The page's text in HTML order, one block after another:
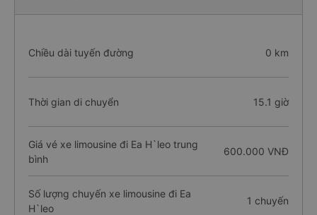
Chiều dài tuyến đường 0 km
Thời gian di chuyển 15.1 giờ
Giá vé xe limousine đi Ea H`leo trung
bình
600.000 VNĐ
Số lượng chuyến xe limousine đi Ea
H`leo
1 chuyến